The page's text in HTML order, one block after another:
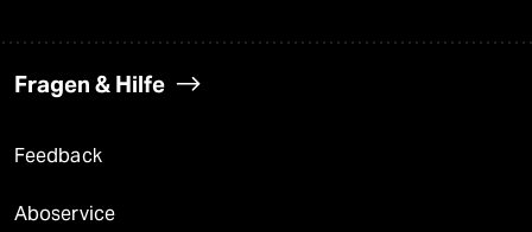
Fragen & Hilfe
Feedback
Aboservice